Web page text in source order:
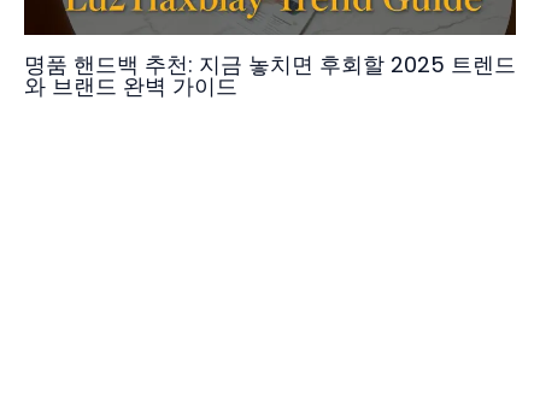
명품 핸드백 추천: 지금 놓치면 후회할 2025 트렌드
와 브랜드 완벽 가이드